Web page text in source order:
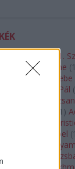
21.
A. A. Milne (1
Rosand
(1
Ábrahám Pál (
Ádám
Lecouvreur
1 )
Agatha
Agnes Giebel (1
Ahol a
nap felkel